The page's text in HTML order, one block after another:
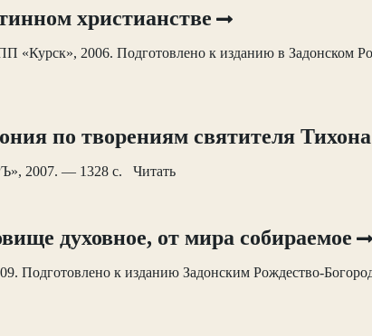
христианстве
«Курск», 2006. Подготовлено к изданию в Задонском
по творениям святителя Тихона
2007. — 1328 с. Читать
духовное, от мира собираемое
Подготовлено к изданию Задонским Рождество-